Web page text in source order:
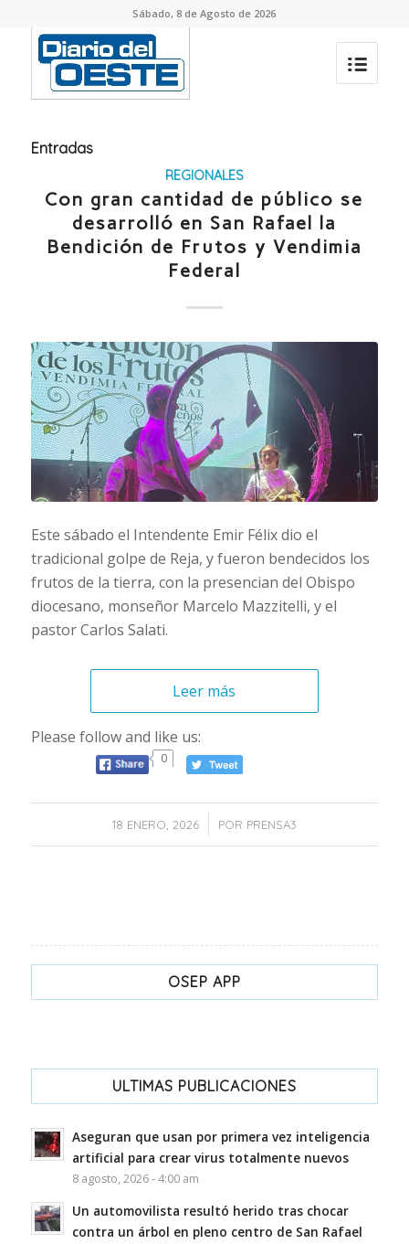
Sábado, 8 de Agosto de 2026
Entradas
REGIONALES
Con gran cantidad de público se
desarrolló en San Rafael la
Bendición de Frutos y Vendimia
Federal
Este sábado el Intendente Emir Félix dio el
tradicional golpe de Reja, y fueron bendecidos los
frutos de la tierra, con la presencian del Obispo
diocesano, monseñor Marcelo Mazzitelli, y el
pastor Carlos Salati.
Leer más
Please follow and like us:
0
18 ENERO, 2026
/ POR PRENSA3
OSEP APP
ULTIMAS PUBLICACIONES
Aseguran que usan por primera vez inteligencia
artificial para crear virus totalmente nuevos
8 agosto, 2026 - 4:00 am
Un automovilista resultó herido tras chocar
contra un árbol en pleno centro de San Rafael